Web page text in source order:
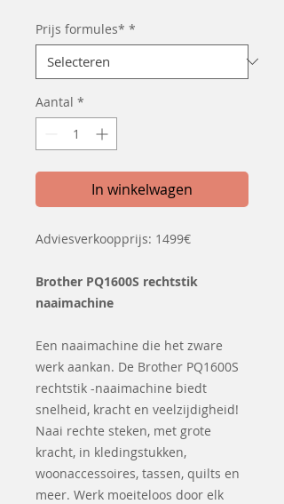
Prijs formules* *
Aantal *
In winkelwagen
Adviesverkoopprijs: 1499€
Brother PQ1600S rechtstik
naaimachine
Een naaimachine die het zware
werk aankan. De Brother PQ1600S
rechtstik -naaimachine biedt
snelheid, kracht en veelzijdigheid!
Naai rechte steken, met grote
kracht, in kledingstukken,
woonaccessoires, tassen, quilts en
meer. Werk moeiteloos door elk